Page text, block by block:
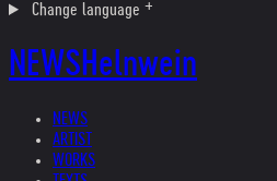
Change language
NEWSHelnwein
NEWS
ARTIST
WORKS